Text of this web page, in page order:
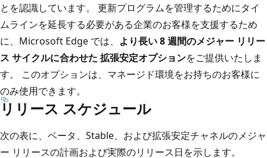
とを認識しています。 更新プログラムを管理するためにタイ
ムラインを延長する必要がある企業のお客様を支援するため
に、Microsoft Edge では、 より長い 8 週間のメジャー リリー
ス サイクルに合わせた 拡張安定オプションをご提供いたしま
す。 このオプションは、マネージド環境をお持ちのお客様に
のみ使用できます。
リリース スケジュール
次の表に、ベータ、Stable、および拡張安定チャネルのメジャ
ー リリースの計画および実際のリリース日を示します。